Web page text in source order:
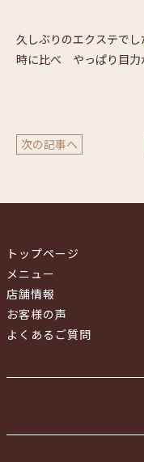
久しぶりのエクステでし
時に比べ やっぱり目力
次の記事へ
トップページ
メニュー
店舗情報
お客様の声
よくあるご質問